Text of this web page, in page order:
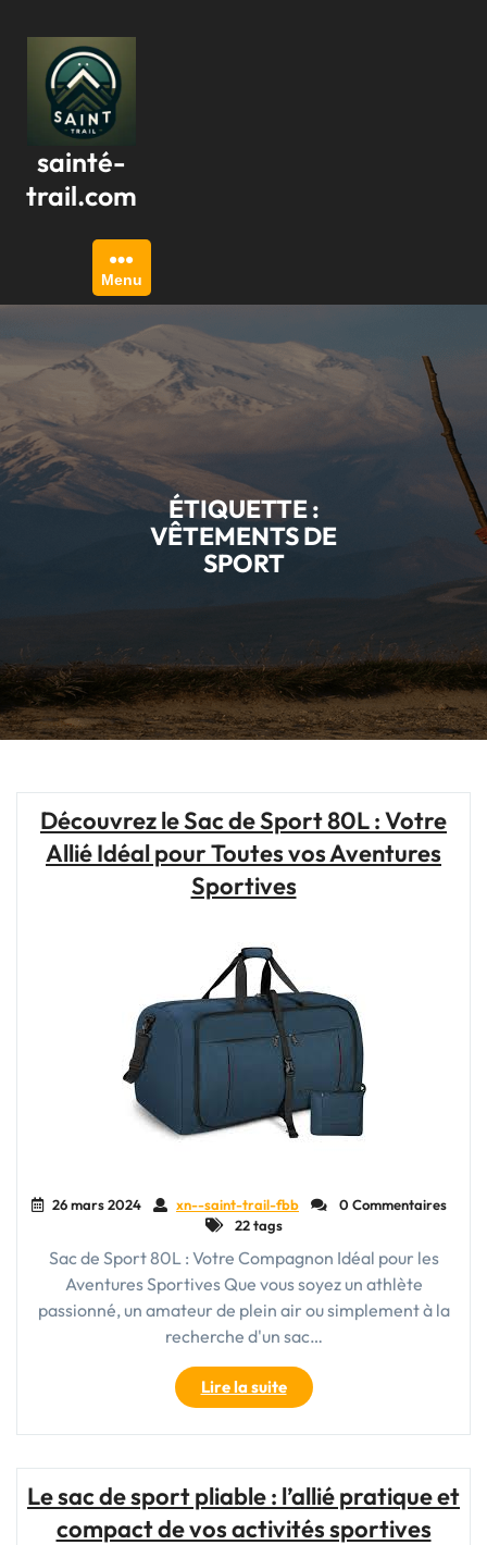
contenu
sainté-
trail.com
Menu
ÉTIQUETTE :
VÊTEMENTS DE
SPORT
Découvrez le Sac de Sport 80L : Votre
Allié Idéal pour Toutes vos Aventures
Sportives
26 mars 2024 xn--saint-trail-fbb
0 Commentaires
22 tags
Sac de Sport 80L : Votre Compagnon Idéal pour les
Aventures Sportives Que vous soyez un athlète
passionné, un amateur de plein air ou simplement à la
recherche d'un sac…
Lire la suite"Découvrez
le
Sac
Sport
80L
:
Le sac de sport pliable : l’allié pratique et
compact de vos activités sportives